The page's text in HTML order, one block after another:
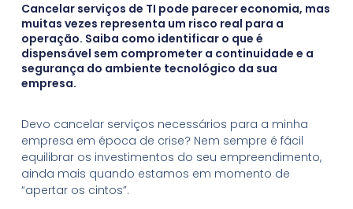
Cancelar serviços de TI pode parecer economia, mas
muitas vezes representa um risco real para a
operação. Saiba como identificar o que é
dispensável sem comprometer a continuidade e a
segurança do ambiente tecnológico da sua
empresa.
Devo cancelar serviços necessários para a minha
empresa em época de crise? Nem sempre é fácil
equilibrar os investimentos do seu empreendimento,
ainda mais quando estamos em momento de
“apertar os cintos”.